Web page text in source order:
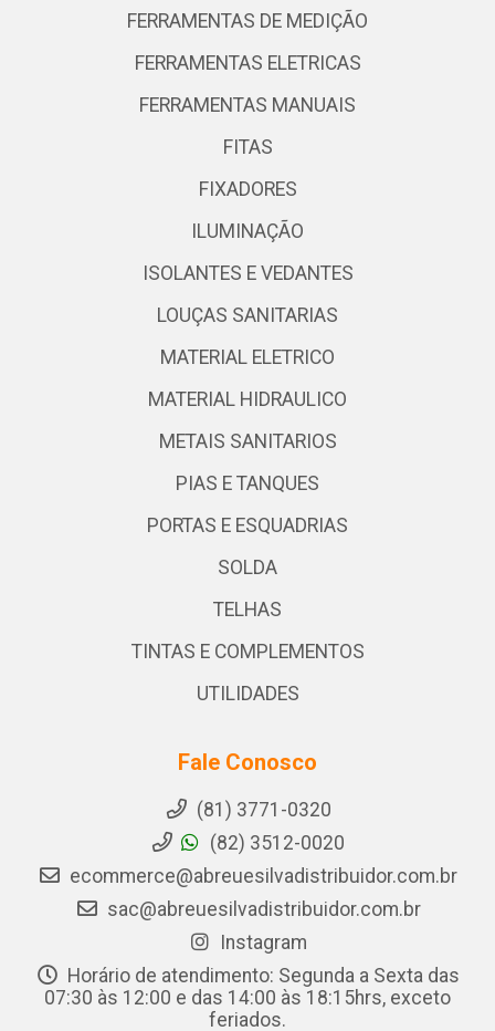
FERRAMENTAS DE MEDIÇÃO
FERRAMENTAS ELETRICAS
FERRAMENTAS MANUAIS
FITAS
FIXADORES
ILUMINAÇÃO
ISOLANTES E VEDANTES
LOUÇAS SANITARIAS
MATERIAL ELETRICO
MATERIAL HIDRAULICO
METAIS SANITARIOS
PIAS E TANQUES
PORTAS E ESQUADRIAS
SOLDA
TELHAS
TINTAS E COMPLEMENTOS
UTILIDADES
Fale Conosco
(81) 3771-0320
(82) 3512-0020
ecommerce@abreuesilvadistribuidor.com.br
sac@abreuesilvadistribuidor.com.br
Instagram
Horário de atendimento: Segunda a Sexta das
07:30 às 12:00 e das 14:00 às 18:15hrs, exceto
feriados.